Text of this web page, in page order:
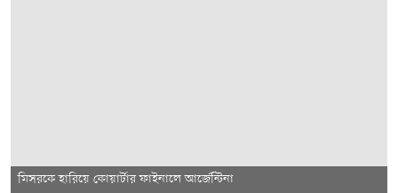
মিসরকে হারিয়ে কোয়ার্টার ফাইনালে আর্জেন্টিনা